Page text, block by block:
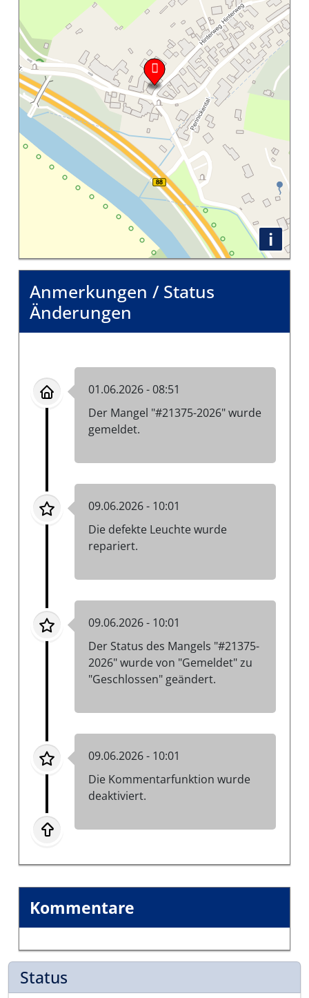
i
Anmerkungen / Status
Änderungen
01.06.2026 - 08:51
Der Mangel "#21375-2026" wurde
gemeldet.
09.06.2026 - 10:01
Die defekte Leuchte wurde
repariert.
09.06.2026 - 10:01
Der Status des Mangels "#21375-
2026" wurde von "Gemeldet" zu
"Geschlossen" geändert.
09.06.2026 - 10:01
Die Kommentarfunktion wurde
deaktiviert.
Kommentare
Status